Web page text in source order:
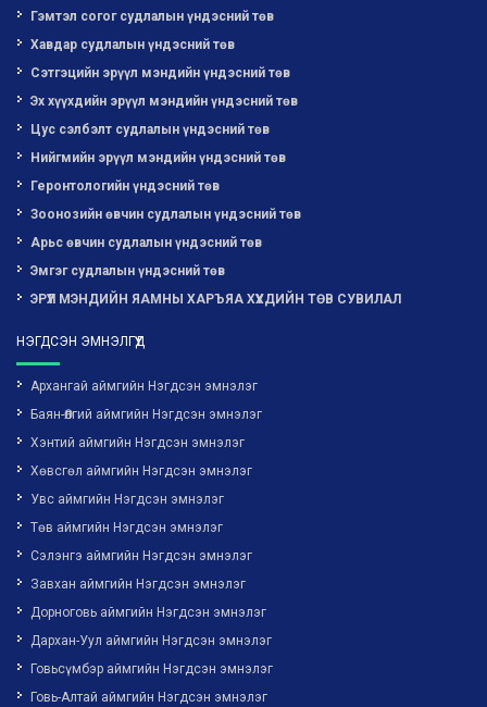
Гэмтэл согог судлалын үндэсний төв
Хавдар судлалын үндэсний төв
Сэтгэцийн эрүүл мэндийн үндэсний төв
Эх хүүхдийн эрүүл мэндийн үндэсний төв
Цус сэлбэлт судлалын үндэсний төв
Нийгмийн эрүүл мэндийн үндэсний төв
Геронтологийн үндэсний төв
Зоонозийн өвчин судлалын үндэсний төв
Арьс өвчин судлалын үндэсний төв
Эмгэг судлалын үндэсний төв
ЭРҮҮЛ МЭНДИЙН ЯАМНЫ ХАРЪЯА ХҮҮХДИЙН ТӨВ СУВИЛАЛ
НЭГДСЭН ЭМНЭЛГҮҮД
Архангай аймгийн Нэгдсэн эмнэлэг
Баян-Өлгий аймгийн Нэгдсэн эмнэлэг
Хэнтий аймгийн Нэгдсэн эмнэлэг
Хөвсгөл аймгийн Нэгдсэн эмнэлэг
Увс аймгийн Нэгдсэн эмнэлэг
Төв аймгийн Нэгдсэн эмнэлэг
Сэлэнгэ аймгийн Нэгдсэн эмнэлэг
Завхан аймгийн Нэгдсэн эмнэлэг
Дорноговь аймгийн Нэгдсэн эмнэлэг
Дархан-Уул аймгийн Нэгдсэн эмнэлэг
Говьсүмбэр аймгийн Нэгдсэн эмнэлэг
Говь-Алтай аймгийн Нэгдсэн эмнэлэг